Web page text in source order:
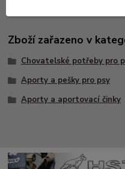
Zboží zařazeno v
Chovatelské potřeby pro
Aporty a pešky pro psy
Aporty a aportovací činky